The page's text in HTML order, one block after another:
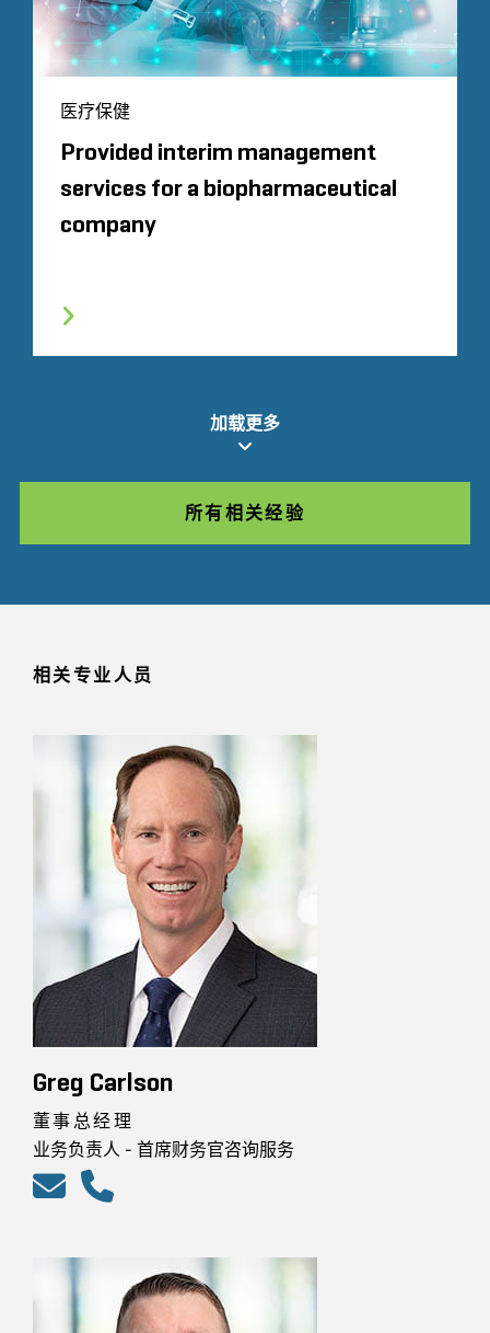
医疗保健
Provided interim management
services for a biopharmaceutical
company
加载更多
所有相关经验
相关专业人员
Greg Carlson
董事总经理
业务负责人 - 首席财务官咨询服务